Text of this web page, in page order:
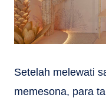
Setelah melewati
memesona, para